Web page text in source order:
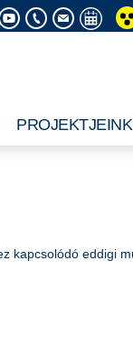
PROJEKTJEINK
kapcsolódó eddigi